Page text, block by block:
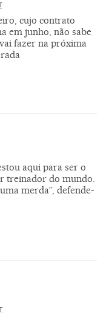
cujo contrato
em junho, não sabe
fazer na próxima
aqui para ser o
treinador do mundo.
merda”, defende-